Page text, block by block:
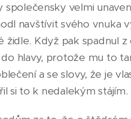
velmi
navštívit svého
židle. Když pak
hlavy, protože mu to
a se slovy, že je
si to k nedalekým stájím.